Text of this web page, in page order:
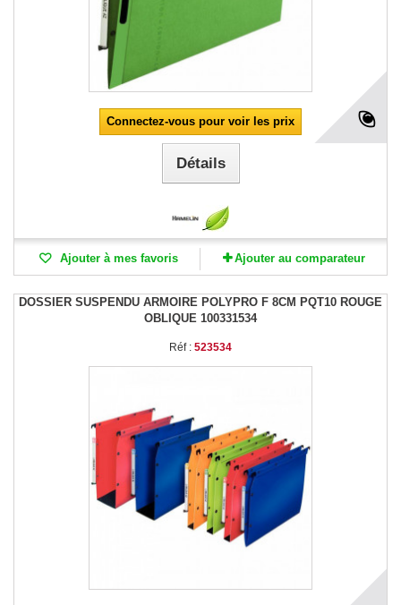
Connectez-vous pour voir les prix
Détails
Ajouter à mes favoris Ajouter au comparateur
DOSSIER SUSPENDU ARMOIRE POLYPRO F 8CM PQT10 ROUGE
OBLIQUE 100331534
Réf : 523534